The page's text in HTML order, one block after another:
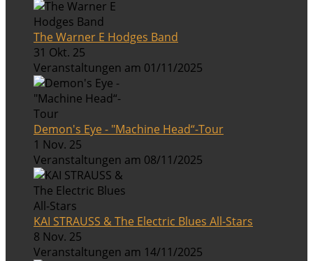
The Warner E Hodges Band
31 Okt. 25
Veranstaltungen am 01/11/2025
Demon's Eye - "Machine Head“-Tour
1 Nov. 25
Veranstaltungen am 08/11/2025
KAI STRAUSS & The Electric Blues All-Stars
8 Nov. 25
Veranstaltungen am 14/11/2025